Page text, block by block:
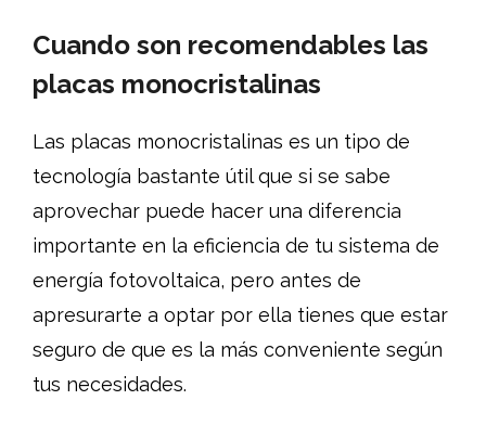
Cuando son recomendables las
placas monocristalinas
Las placas monocristalinas es un tipo de
tecnología bastante útil que si se sabe
aprovechar puede hacer una diferencia
importante en la eficiencia de tu sistema de
energía fotovoltaica, pero antes de
apresurarte a optar por ella tienes que estar
seguro de que es la más conveniente según
tus necesidades.